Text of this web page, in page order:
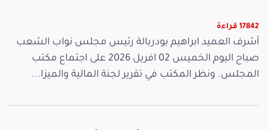
17842 قراءة
أشرف العميد ابراهيم بودربالة رئيس مجلس نواب الشعب
صباح اليوم الخميس 02 افريل 2026 على اجتماع مكتب
المجلس. ونظر المكتب في تقرير لجنة المالية والميزا...